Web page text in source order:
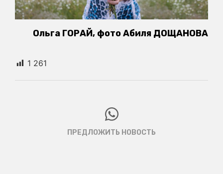
Ольга ГОРАЙ, фото Абиля ДОЩАНОВА
1 261
ПРЕДЛОЖИТЬ НОВОСТЬ